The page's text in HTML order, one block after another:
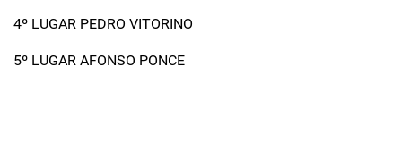
4º LUGAR PEDRO VITORINO
5º LUGAR AFONSO PONCE